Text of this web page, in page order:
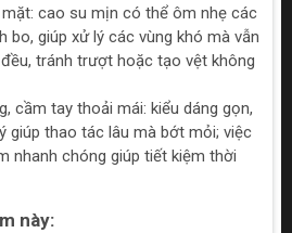
mặt: cao su mịn có thể ôm nhẹ các
bo, giúp xử lý các vùng khó mà vẫn
tránh trượt hoặc tạo vệt không
cầm tay thoải mái: kiểu dáng gọn,
giúp thao tác lâu mà bớt mỏi; việc
nhanh chóng giúp tiết kiệm thời
này: